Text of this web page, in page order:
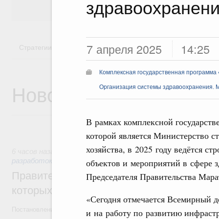
7 апреля 2025 14:25
Комплексная государственная
Организация системы здравоохранения.
В рамках комплексной
которой является Министерство
хозяйства, в 2025 году ведётся
объектов и мероприятий в сфере
Председателя Правительства
«Сегодня отмечается Всемирный
и на работу по развитию
Государство
Стратегии Государственные программы
Новости
Государственная политика в сфере
разработок
Правительство расширило перечень
которых освобождаются от НДФЛ
Постановление от 5 августа 2026 года №978